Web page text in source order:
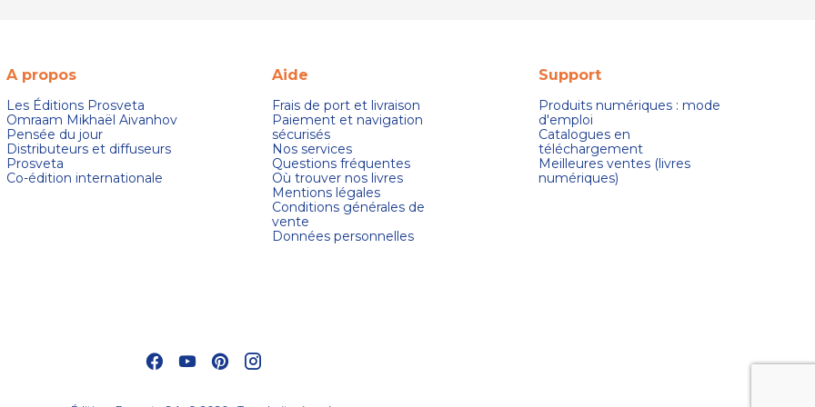
A propos
Les Éditions Prosveta
Omraam Mikhaël Aivanhov
Pensée du jour
Distributeurs et diffuseurs
Prosveta
Co-édition internationale
Aide
Frais de port et livraison
Paiement et navigation
sécurisés
Nos services
Questions fréquentes
Où trouver nos livres
Mentions légales
Conditions générales de
vente
Données personnelles
Support
Produits numériques : mode
d'emploi
Catalogues en
téléchargement
Meilleures ventes (livres
numériques)